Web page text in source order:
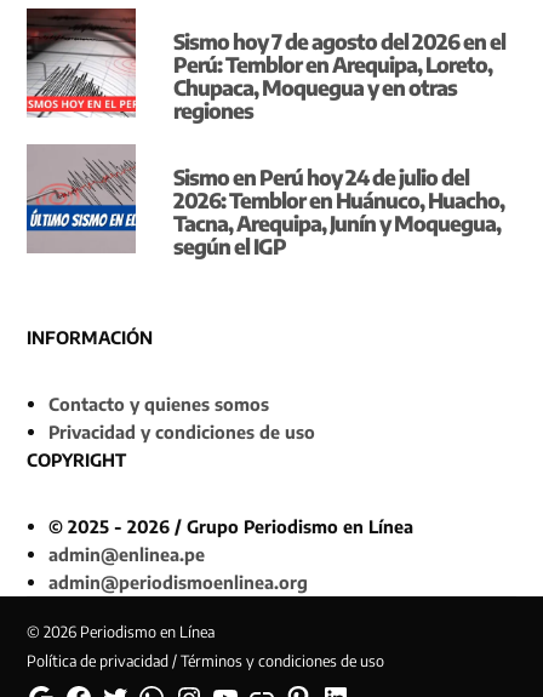
Sismo hoy 7 de agosto del 2026 en el
Perú: Temblor en Arequipa, Loreto,
Chupaca, Moquegua y en otras
regiones
Sismo en Perú hoy 24 de julio del
2026: Temblor en Huánuco, Huacho,
Tacna, Arequipa, Junín y Moquegua,
según el IGP
INFORMACIÓN
Contacto y quienes somos
Privacidad y condiciones de uso
COPYRIGHT
© 2025 - 2026 / Grupo Periodismo en Línea
admin@enlinea.pe
admin@periodismoenlinea.org
© 2026 Periodismo en Línea
Política de privacidad / Términos y condiciones de uso